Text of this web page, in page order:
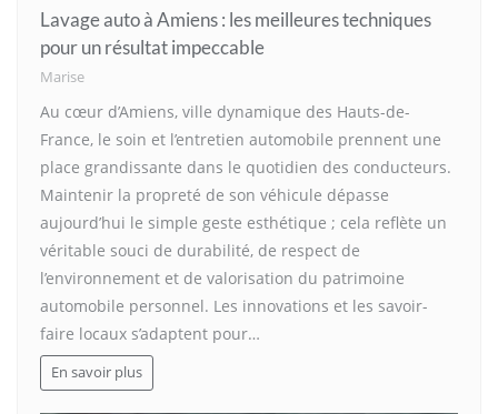
Lavage auto à Amiens : les meilleures techniques
pour un résultat impeccable
Marise
Au cœur d’Amiens, ville dynamique des Hauts-de-
France, le soin et l’entretien automobile prennent une
place grandissante dans le quotidien des conducteurs.
Maintenir la propreté de son véhicule dépasse
aujourd’hui le simple geste esthétique ; cela reflète un
véritable souci de durabilité, de respect de
l’environnement et de valorisation du patrimoine
automobile personnel. Les innovations et les savoir-
faire locaux s’adaptent pour…
En savoir plus